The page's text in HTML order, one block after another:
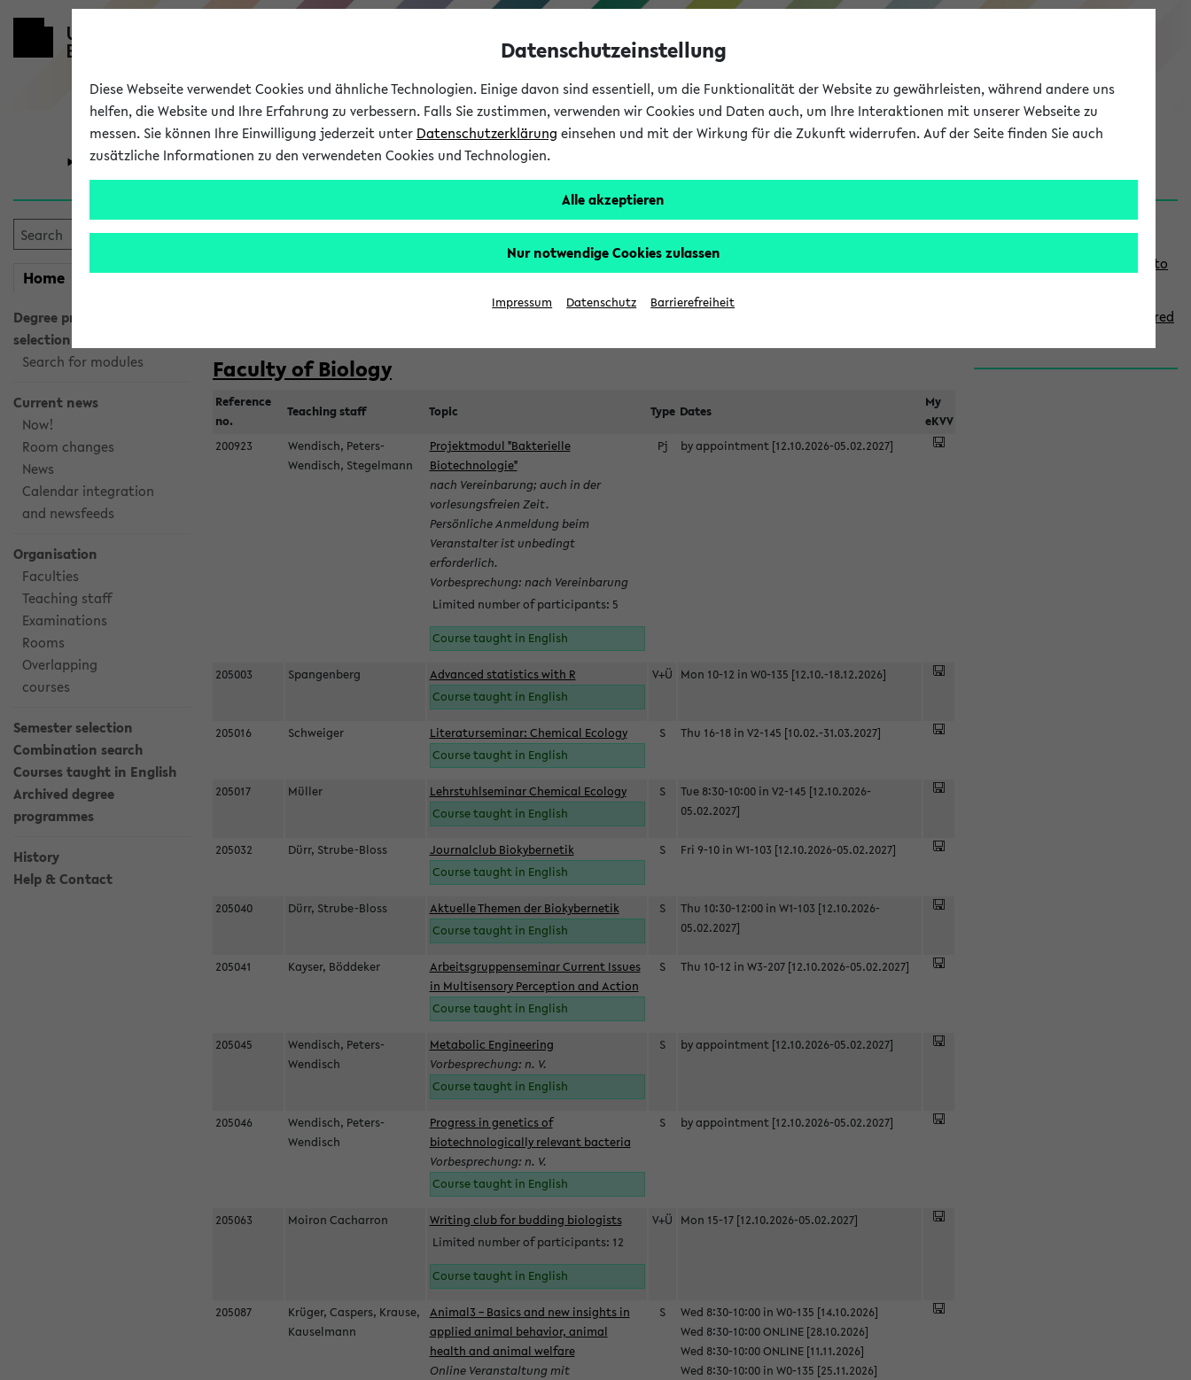
eKVV
University Research Studies
Home myeKVV
Degree programme
selection
Search for modules
Current news
Now!
Room changes
News
Calendar integration
and newsfeeds
Organisation
Faculties
Teaching staff
Examinations
Rooms
Overlapping
courses
Semester selection
Combination search
Courses taught in English
Archived degree
programmes
History
Help & Contact
Courses taught in English
Semester:
Faculty of Biology
Reference
no.
Teaching staff Topic Type Dates
My
eKVV
200923
Wendisch, Peters-
Wendisch, Stegelmann
Projektmodul "Bakterielle
Biotechnologie"
nach Vereinbarung; auch in der
vorlesungsfreien Zeit.
Persönliche Anmeldung beim
Veranstalter ist unbedingt
erforderlich.
Vorbesprechung: nach Vereinbarung
Limited number of participants: 5
Course taught in English
Pj by appointment [12.10.2026-05.02.2027]
205003 Spangenberg
Advanced statistics with R
Course taught in English
V+Ü Mon 10-12 in W0-135 [12.10.-18.12.2026]
205016 Schweiger
Literaturseminar: Chemical Ecology
Course taught in English
S Thu 16-18 in V2-145 [10.02.-31.03.2027]
205017 Müller
Lehrstuhlseminar Chemical Ecology
Course taught in English
S
Tue 8:30-10:00 in V2-145 [12.10.2026-
05.02.2027]
205032 Dürr, Strube-Bloss
Journalclub Biokybernetik
Course taught in English
S Fri 9-10 in W1-103 [12.10.2026-05.02.2027]
205040 Dürr, Strube-Bloss
Aktuelle Themen der Biokybernetik
Course taught in English
S
Thu 10:30-12:00 in W1-103 [12.10.2026-
05.02.2027]
205041 Kayser, Böddeker
Arbeitsgruppenseminar Current Issues
in Multisensory Perception and Action
Course taught in English
S Thu 10-12 in W3-207 [12.10.2026-05.02.2027]
205045
Wendisch, Peters-
Wendisch
Metabolic Engineering
Vorbesprechung: n. V.
Course taught in English
S by appointment [12.10.2026-05.02.2027]
205046
Wendisch, Peters-
Wendisch
Progress in genetics of
biotechnologically relevant bacteria
Vorbesprechung: n. V.
Course taught in English
S by appointment [12.10.2026-05.02.2027]
205063 Moiron Cacharron
Writing club for budding biologists
Limited number of participants: 12
Course taught in English
V+Ü Mon 15-17 [12.10.2026-05.02.2027]
205087
Krüger, Caspers, Krause,
Kauselmann
Animal3 – Basics and new insights in
applied animal behavior, animal
health and animal welfare
Online Veranstaltung mit
S
Wed 8:30-10:00 in W0-135 [14.10.2026]
Wed 8:30-10:00 ONLINE [28.10.2026]
Wed 8:30-10:00 ONLINE [11.11.2026]
Wed 8:30-10:00 in W0-135 [25.11.2026]
S
d
Links
Use the combination search to
How to indicate courses offered
Datenschutzeinstellung
Diese Webseite verwendet Cookies und ähnliche Technologien. Einige davon sind essentiell, um die Funktionalität der Website zu gewährleisten, während andere uns
helfen, die Website und Ihre Erfahrung zu verbessern. Falls Sie zustimmen, verwenden wir Cookies und Daten auch, um Ihre Interaktionen mit unserer Webseite zu
messen. Sie können Ihre Einwilligung jederzeit unter Datenschutzerklärung einsehen und mit der Wirkung für die Zukunft widerrufen. Auf der Seite finden Sie auch
zusätzliche Informationen zu den verwendeten Cookies und Technologien.
Alle akzeptieren
Nur notwendige Cookies zulassen
Impressum Datenschutz Barrierefreiheit